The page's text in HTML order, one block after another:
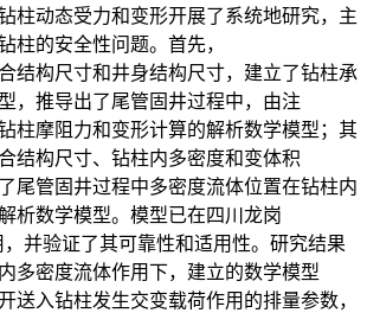
柱动态受力和变形开展了系统地研究，主
柱的安全性问题。首先，
结构尺寸和井身结构尺寸，建立了钻柱承
，推导出了尾管固井过程中，由注
柱摩阻力和变形计算的解析数学模型；其
结构尺寸、钻柱内多密度和变体积
尾管固井过程中多密度流体位置在钻柱内
析数学模型。模型已在四川龙岗
并验证了其可靠性和适用性。研究结果
多密度流体作用下，建立的数学模型
送入钻柱发生交变载荷作用的排量参数，